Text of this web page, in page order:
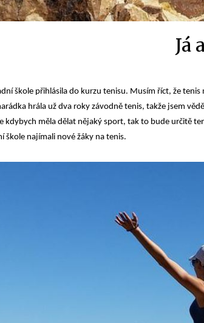
Já
škole přihlásila do kurzu tenisu. Musím říct, že
hrála už dva roky závodně tenis, takže jsem
kdybych měla dělat nějaký sport, tak to bude určitě
škole najímali nové žáky na tenis.